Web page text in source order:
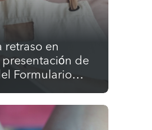
retraso en
de
Formulario